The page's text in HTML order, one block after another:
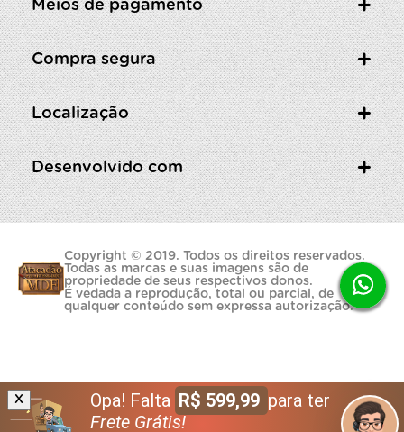
X Opa! Falta R$ 599,99 para ter
Frete Grátis!
Meios de pagamento
Compra segura
Localização
Desenvolvido com
Copyright © 2019. Todos os direitos reservados.
Todas as marcas e suas imagens são de
propriedade de seus respectivos donos.
É vedada a reprodução, total ou parcial, de
qualquer conteúdo sem expressa autorização.